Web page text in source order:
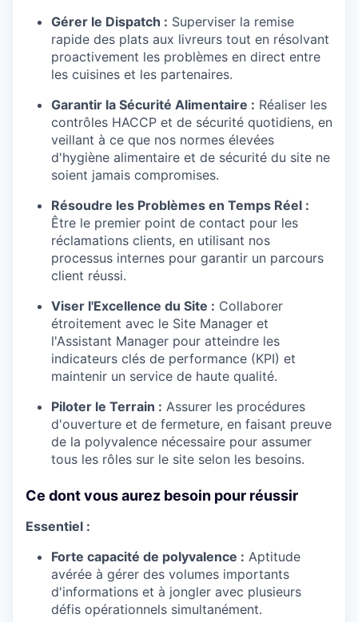
Gérer le Dispatch : Superviser la remise
rapide des plats aux livreurs tout en résolvant
proactivement les problèmes en direct entre
les cuisines et les partenaires.
Garantir la Sécurité Alimentaire : Réaliser les
contrôles HACCP et de sécurité quotidiens, en
veillant à ce que nos normes élevées
d'hygiène alimentaire et de sécurité du site ne
soient jamais compromises.
Résoudre les Problèmes en Temps Réel :
Être le premier point de contact pour les
réclamations clients, en utilisant nos
processus internes pour garantir un parcours
client réussi.
Viser l'Excellence du Site : Collaborer
étroitement avec le Site Manager et
l'Assistant Manager pour atteindre les
indicateurs clés de performance (KPI) et
maintenir un service de haute qualité.
Piloter le Terrain : Assurer les procédures
d'ouverture et de fermeture, en faisant preuve
de la polyvalence nécessaire pour assumer
tous les rôles sur le site selon les besoins.
Ce dont vous aurez besoin pour réussir
Essentiel :
Forte capacité de polyvalence : Aptitude
avérée à gérer des volumes importants
d'informations et à jongler avec plusieurs
défis opérationnels simultanément.